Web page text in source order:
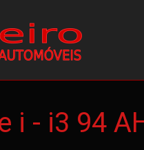
i - i3 94